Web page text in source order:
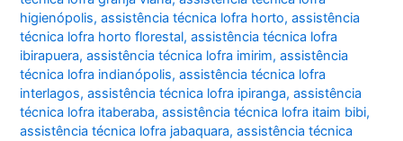
higienópolis,assistência técnica lofra horto,assistência
técnica lofra horto florestal,assistência técnica lofra
ibirapuera,assistência técnica lofra imirim,assistência
técnica lofra indianópolis,assistência técnica lofra
interlagos,assistência técnica lofra ipiranga,assistência
técnica lofra itaberaba,assistência técnica lofra itaim bibi,
assistência técnica lofra jabaquara,assistência técnica